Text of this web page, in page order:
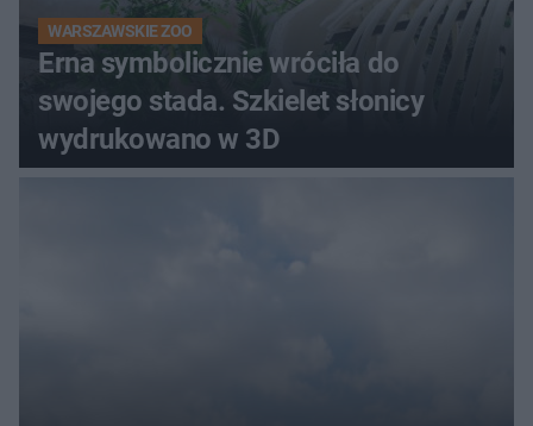
WARSZAWSKIE ZOO
Erna symbolicznie wróciła do
swojego stada. Szkielet słonicy
wydrukowano w 3D